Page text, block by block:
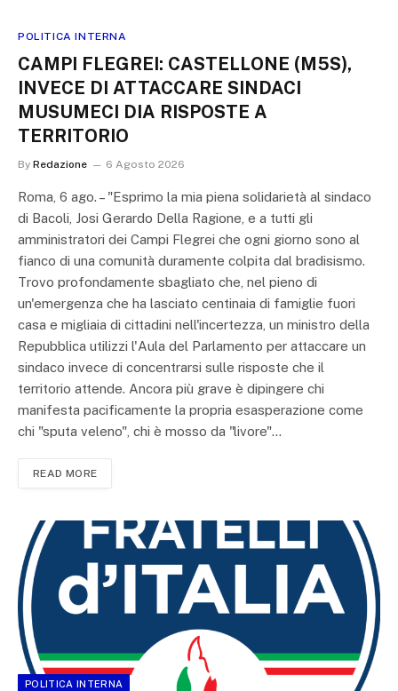
POLITICA INTERNA
CAMPI FLEGREI: CASTELLONE (M5S),
INVECE DI ATTACCARE SINDACI
MUSUMECI DIA RISPOSTE A
TERRITORIO
By Redazione 6 Agosto 2026
Roma, 6 ago. – "Esprimo la mia piena solidarietà al sindaco
di Bacoli, Josi Gerardo Della Ragione, e a tutti gli
amministratori dei Campi Flegrei che ogni giorno sono al
fianco di una comunità duramente colpita dal bradisismo.
Trovo profondamente sbagliato che, nel pieno di
un'emergenza che ha lasciato centinaia di famiglie fuori
casa e migliaia di cittadini nell'incertezza, un ministro della
Repubblica utilizzi l'Aula del Parlamento per attaccare un
sindaco invece di concentrarsi sulle risposte che il
territorio attende. Ancora più grave è dipingere chi
manifesta pacificamente la propria esasperazione come
chi "sputa veleno", chi è mosso da "livore"…
READ MORE
POLITICA INTERNA